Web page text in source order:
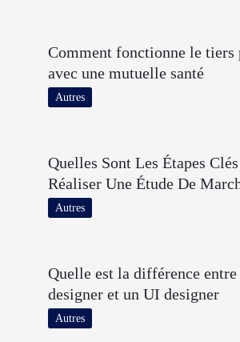
Comment fonctionne le tiers
avec une mutuelle santé
Autres
Quelles Sont Les Étapes
Réaliser Une Étude De
Autres
Quelle est la différence
designer et un UI designer
Autres